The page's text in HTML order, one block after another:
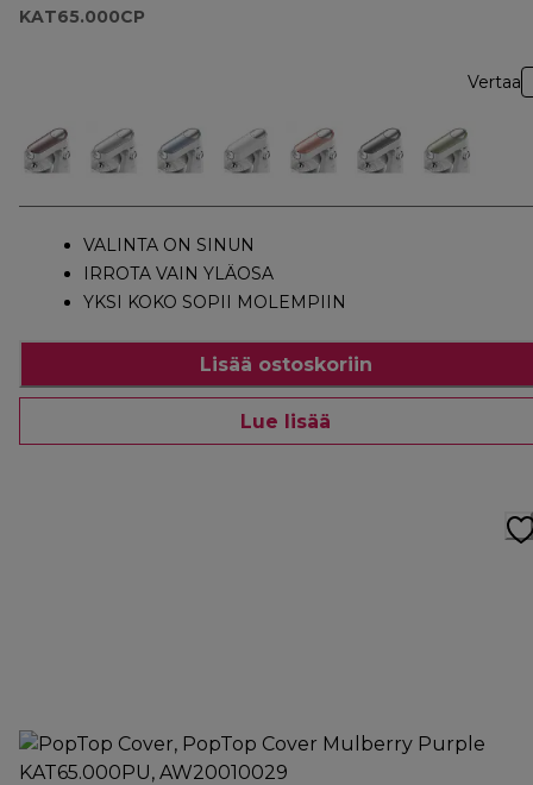
KAT65.000CP
Vertaa
VALINTA ON SINUN
IRROTA VAIN YLÄOSA
YKSI KOKO SOPII MOLEMPIIN
Lisää ostoskoriin
Lue lisää